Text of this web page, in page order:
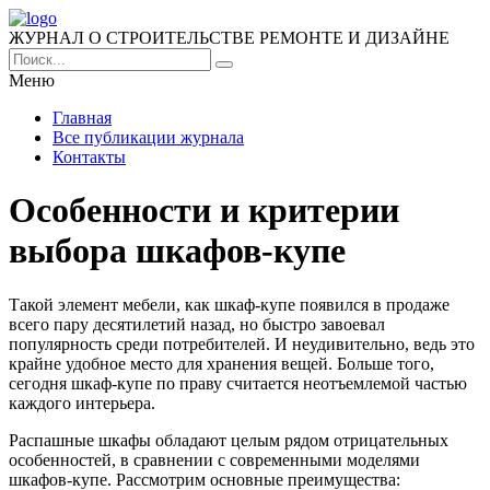
ЖУРНАЛ О СТРОИТЕЛЬСТВЕ РЕМОНТЕ И ДИЗАЙНЕ
Меню
Главная
Все публикации журнала
Контакты
Особенности и критерии
выбора шкафов-купе
Такой элемент мебели, как шкаф-купе появился в продаже
всего пару десятилетий назад, но быстро завоевал
популярность среди потребителей. И неудивительно, ведь это
крайне удобное место для хранения вещей. Больше того,
сегодня шкаф-купе по праву считается неотъемлемой частью
каждого интерьера.
Распашные шкафы обладают целым рядом отрицательных
особенностей, в сравнении с современными моделями
шкафов-купе. Рассмотрим основные преимущества: